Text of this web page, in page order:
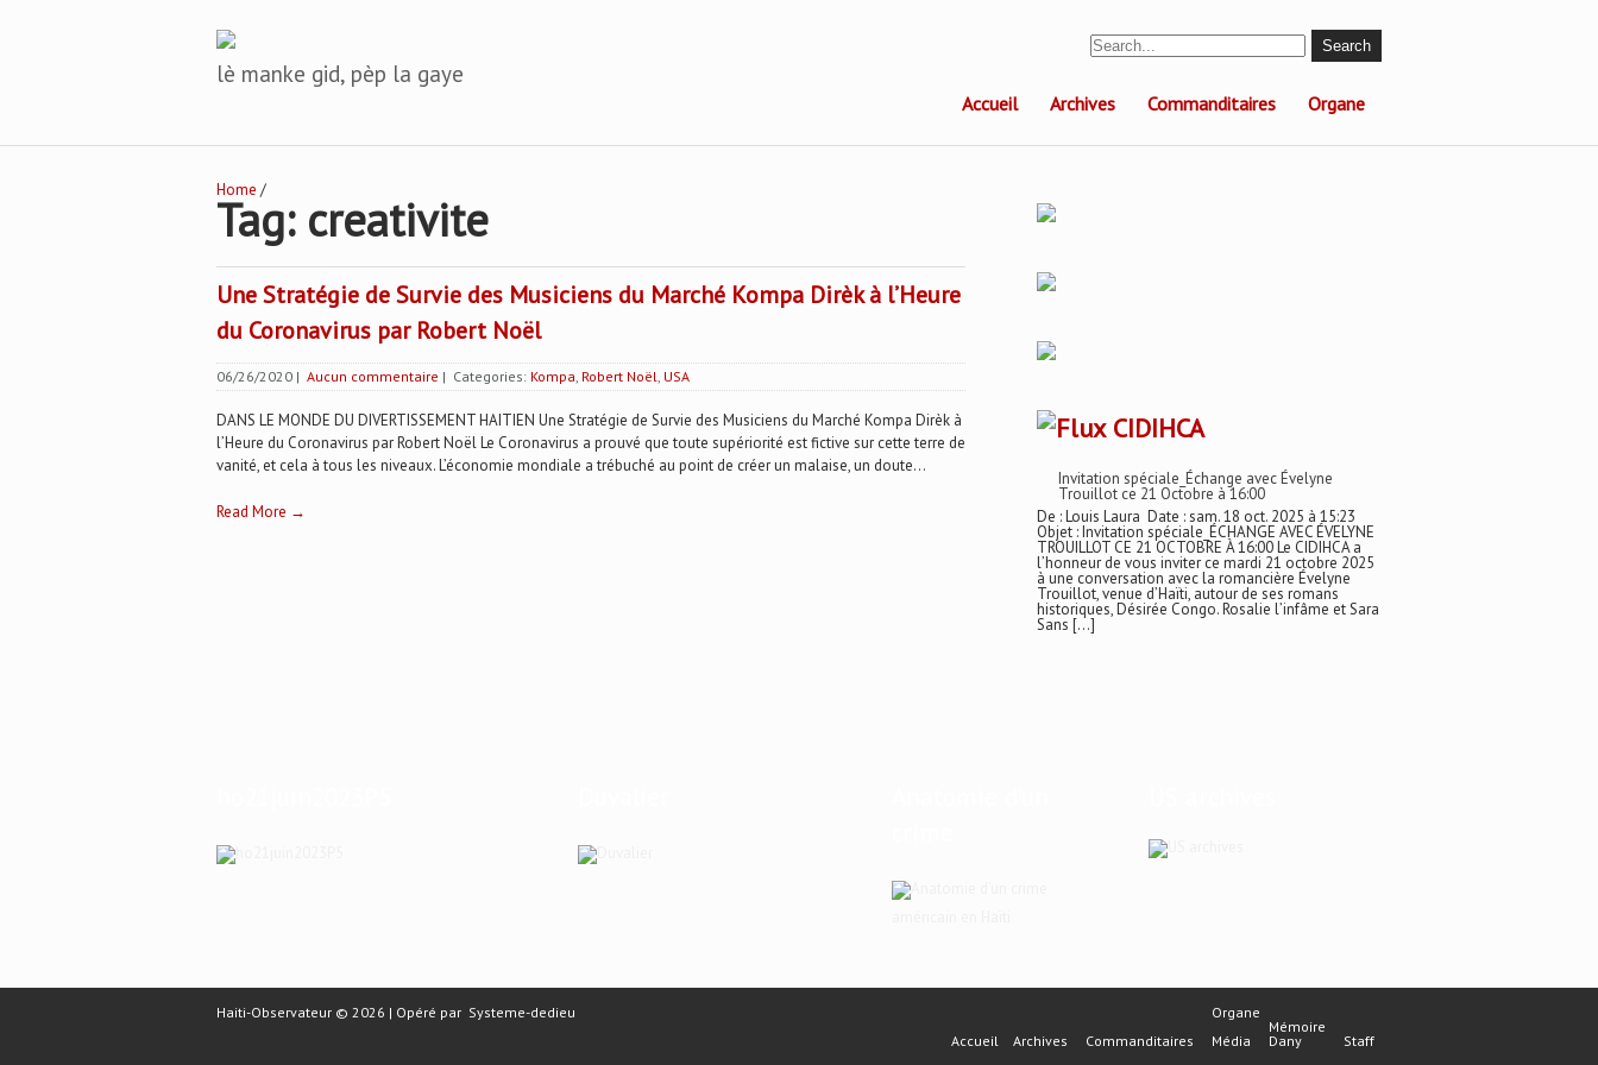
lè manke gid, pèp la gaye
Accueil Archives Commanditaires Organe
Home /
Tag: creativite
Une Stratégie de Survie des Musiciens du Marché Kompa Dirèk à l’Heure
du Coronavirus par Robert Noël
06/26/2020 | Aucun commentaire | Categories: Kompa, Robert Noël, USA
DANS LE MONDE DU DIVERTISSEMENT HAITIEN Une Stratégie de Survie des Musiciens du Marché Kompa Dirèk à
l’Heure du Coronavirus par Robert Noël Le Coronavirus a prouvé que toute supériorité est fictive sur cette terre de
vanité, et cela à tous les niveaux. L’économie mondiale a trébuché au point de créer un malaise, un doute...
Read More →
CIDIHCA
Invitation spéciale_Échange avec Évelyne
Trouillot ce 21 Octobre à 16:00
De : Louis Laura Date : sam. 18 oct. 2025 à 15:23
Objet : Invitation spéciale_ÉCHANGE AVEC ÉVELYNE
TROUILLOT CE 21 OCTOBRE À 16:00 Le CIDIHCA a
l’honneur de vous inviter ce mardi 21 octobre 2025
à une conversation avec la romancière Évelyne
Trouillot, venue d’Haïti, autour de ses romans
historiques, Désirée Congo. Rosalie l’infâme et Sara
Sans […]
Haiti-Observateur © 2026 | Opéré par Systeme-dedieu
Accueil
Archives Commanditaires
Organe
Média
Mémoire
Dany
Staff